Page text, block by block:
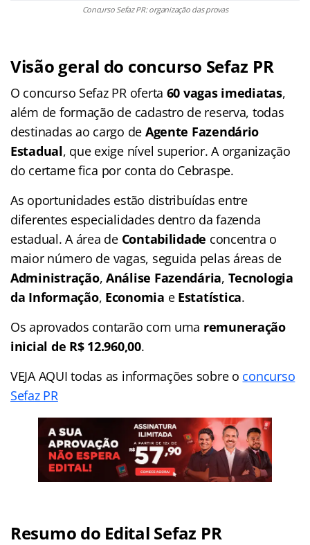
Concurso Sefaz PR: organização das provas
Visão geral do concurso Sefaz PR
O concurso Sefaz PR oferta 60 vagas imediatas,
além de formação de cadastro de reserva, todas
destinadas ao cargo de Agente Fazendário
Estadual, que exige nível superior. A organização
do certame fica por conta do Cebraspe.
As oportunidades estão distribuídas entre
diferentes especialidades dentro da fazenda
estadual. A área de Contabilidade concentra o
maior número de vagas, seguida pelas áreas de
Administração, Análise Fazendária, Tecnologia
da Informação, Economia e Estatística.
Os aprovados contarão com uma remuneração
inicial de R$ 12.960,00.
VEJA AQUI todas as informações sobre o concurso
Sefaz PR
Resumo do Edital Sefaz PR